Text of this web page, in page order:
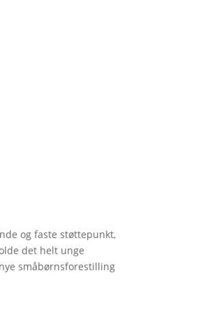
og faste støttepunkt,
det helt unge
småbørnsforestilling